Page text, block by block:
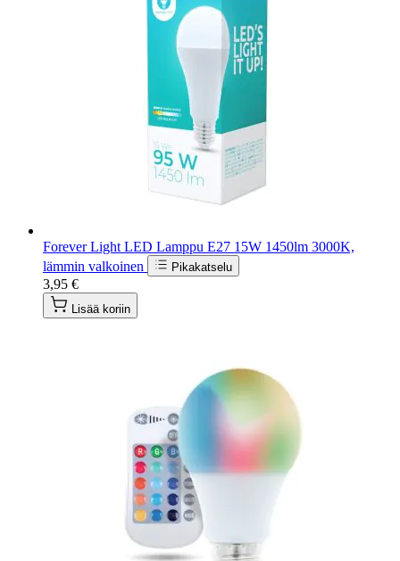
Forever Light LED Lamppu E27 15W 1450lm 3000K,
lämmin valkoinen
Pikakatselu
3,95 €
Lisää koriin